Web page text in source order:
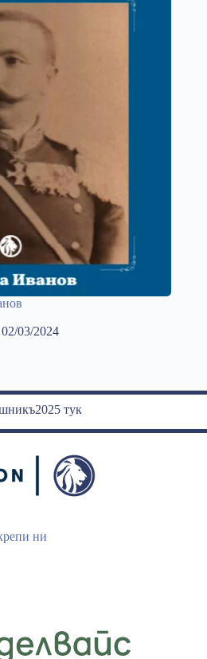
02/03/2024
тук
ни